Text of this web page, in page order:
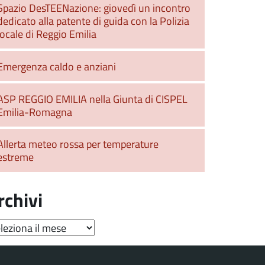
DesTEENazione: giovedì un incontro
alla patente di guida con la Polizia
di Reggio Emilia
caldo e anziani
REGGIO EMILIA nella Giunta di CISPEL
Romagna
meteo rossa per temperature